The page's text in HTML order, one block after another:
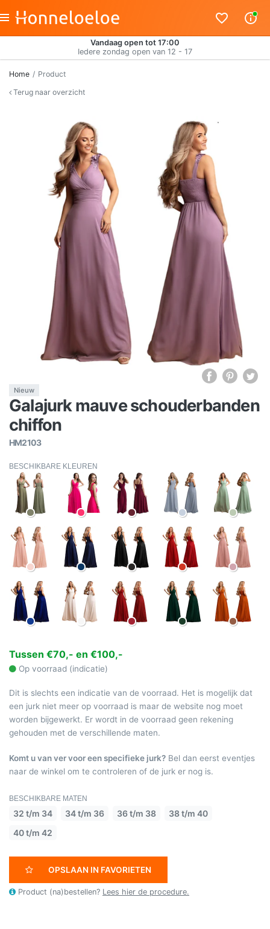
Vandaag open tot 17:00
Iedere zondag open van 12 - 17
Home
Product
Terug naar overzicht
Nieuw
Galajurk mauve schouderbanden
chiffon
HM2103
BESCHIKBARE KLEUREN
Tussen €70,- en €100,-
Op voorraad (indicatie)
Dit is slechts een indicatie van de voorraad. Het is mogelijk dat
een jurk niet meer op voorraad is maar de website nog moet
worden bijgewerkt. Er wordt in de voorraad geen rekening
gehouden met de verschillende maten.
Komt u van ver voor een specifieke jurk? Bel dan eerst eventjes
naar de winkel om te controleren of de jurk er nog is.
BESCHIKBARE MATEN
32 t/m 34 34 t/m 36 36 t/m 38
38 t/m 40
40 t/m 42
OPSLAAN IN FAVORIETEN
Product (na)bestellen? Lees hier de procedure.